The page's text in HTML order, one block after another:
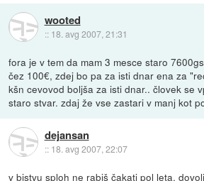
wooted
:: 18. avg 2007, 21:31
fora je v tem da mam 3 mesce staro
čez 100€, zdej bo pa za isti dnar ena za
kšn cevovod boljša za isti dnar.. človek se
staro stvar. zdaj že vse zastari v manj kot
dejansan
:: 18. avg 2007, 22:07
v bistvu sploh ne rabiš čakati pol leta,